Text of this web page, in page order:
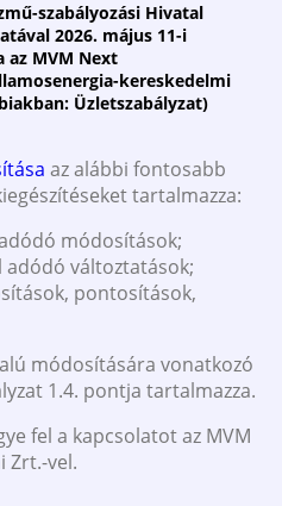
szabályozási Hivatal
2026. május 11-i
az MVM Next
kereskedelmi
Üzletszabályzat)
az alábbi fontosabb
tartalmazza:
módosítások;
változtatások;
pontosítások,
módosítására vonatkozó
1.4. pontja tartalmazza.
fel a kapcsolatot az MVM
Zrt.-vel.